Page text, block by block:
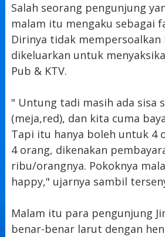
Salah seorang pengunjung
malam itu mengaku sebagai
Dirinya tidak mempersoalkan
dikeluarkan untuk
Pub & KTV.
" Untung tadi masih ada sisa
(meja,red), dan kita cuma
Tapi itu hanya boleh untuk 4
4 orang, dikenakan
ribu/orangnya. Pokoknya
happy," ujarnya sambil
Malam itu para pengunjung
benar-benar larut dengan